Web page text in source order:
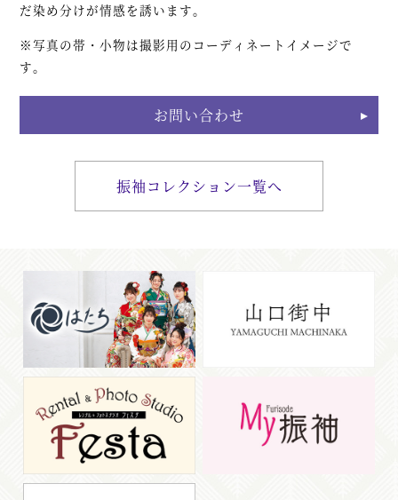
だ染め分けが情感を誘います。
※写真の帯・小物は撮影用のコーディネートイメージで
す。
お問い合わせ
振袖コレクション一覧へ